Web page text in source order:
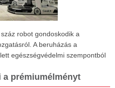
robot gondoskodik a
A beruházás a
egészségvédelmi szempontból
a prémiumélményt